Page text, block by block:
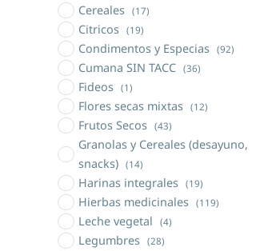
Cereales (17)
Citricos (19)
Condimentos y Especias (92)
Cumana SIN TACC (36)
Fideos (1)
Flores secas mixtas (12)
Frutos Secos (43)
Granolas y Cereales (desayuno,
snacks) (14)
Harinas integrales (19)
Hierbas medicinales (119)
Leche vegetal (4)
Legumbres (28)